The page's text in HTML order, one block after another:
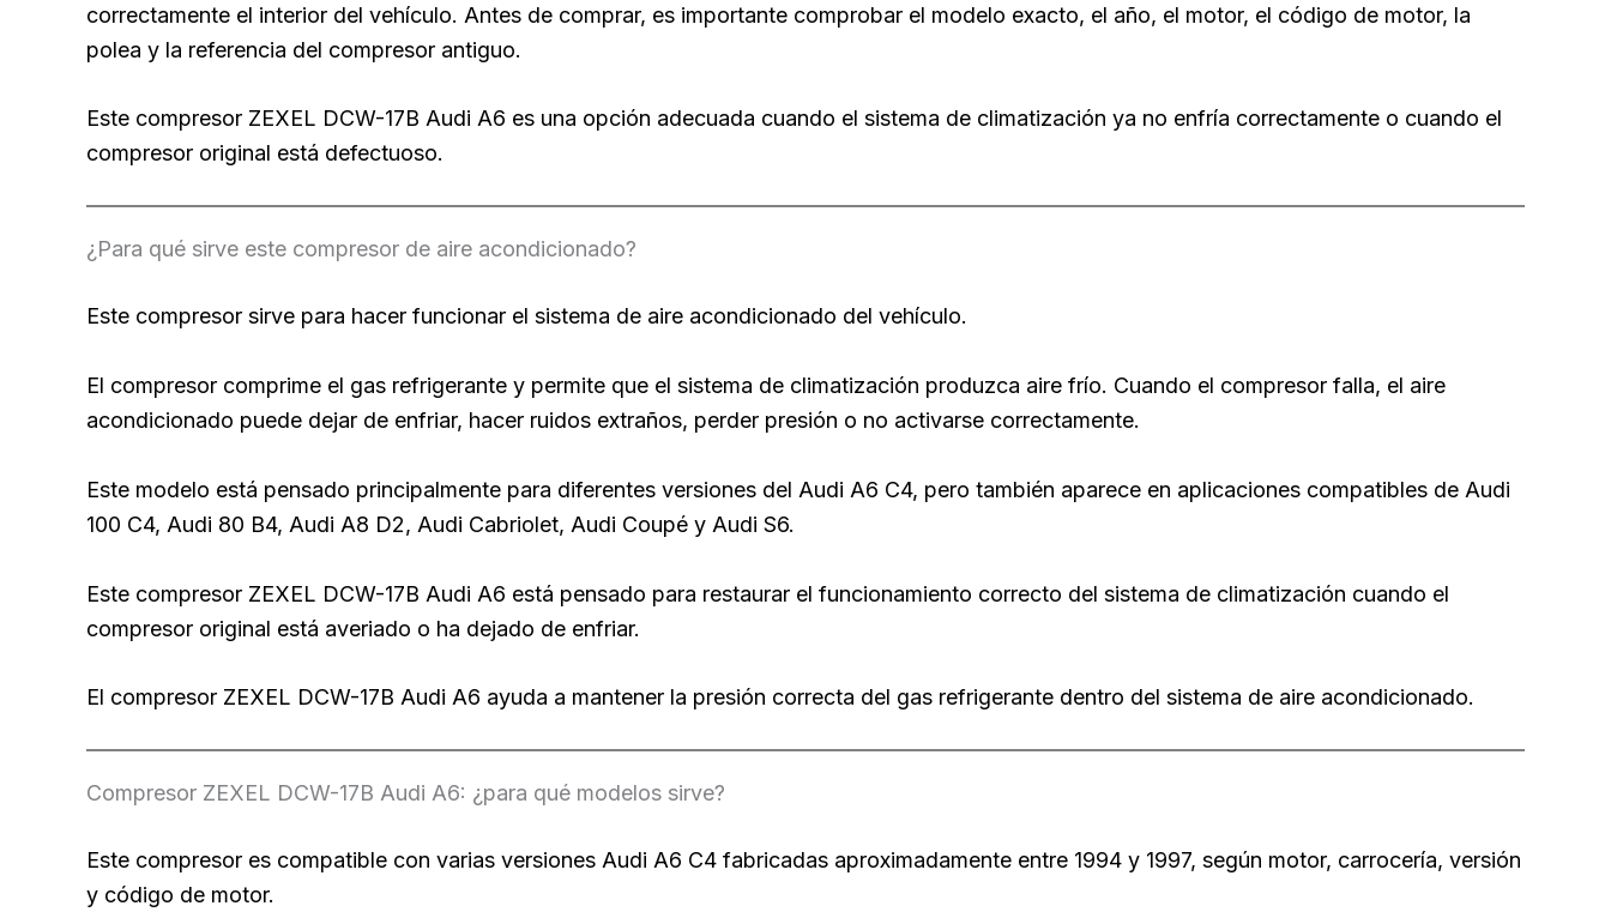
correctamente el interior del vehículo. Antes de comprar, es importante comprobar el modelo exacto, el año, el motor, el código de motor, la
polea y la referencia del compresor antiguo.
Este compresor ZEXEL DCW-17B Audi A6 es una opción adecuada cuando el sistema de climatización ya no enfría correctamente o cuando el
compresor original está defectuoso.
¿Para qué sirve este compresor de aire acondicionado?
Este compresor sirve para hacer funcionar el sistema de aire acondicionado del vehículo.
El compresor comprime el gas refrigerante y permite que el sistema de climatización produzca aire frío. Cuando el compresor falla, el aire
acondicionado puede dejar de enfriar, hacer ruidos extraños, perder presión o no activarse correctamente.
Este modelo está pensado principalmente para diferentes versiones del Audi A6 C4, pero también aparece en aplicaciones compatibles de Audi
100 C4, Audi 80 B4, Audi A8 D2, Audi Cabriolet, Audi Coupé y Audi S6.
Este compresor ZEXEL DCW-17B Audi A6 está pensado para restaurar el funcionamiento correcto del sistema de climatización cuando el
compresor original está averiado o ha dejado de enfriar.
El compresor ZEXEL DCW-17B Audi A6 ayuda a mantener la presión correcta del gas refrigerante dentro del sistema de aire acondicionado.
Compresor ZEXEL DCW-17B Audi A6: ¿para qué modelos sirve?
Este compresor es compatible con varias versiones Audi A6 C4 fabricadas aproximadamente entre 1994 y 1997, según motor, carrocería, versión
y código de motor.